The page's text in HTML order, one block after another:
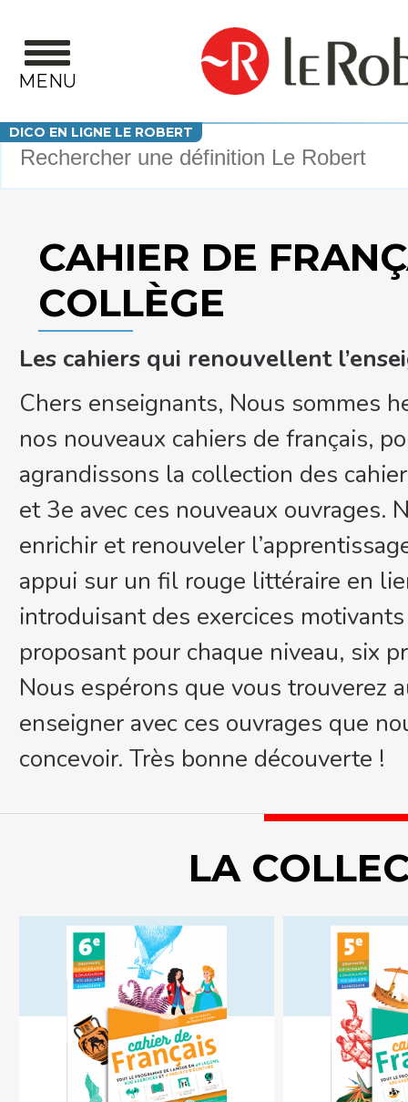
MENU
DICO EN LIGNE LE ROBERT
Votre recherche
CAHIER DE
COLLÈGE
Les cahiers qui renouvellent
Chers enseignants, Nous sommes
nos nouveaux cahiers de français,
agrandissons la collection des
et 3e avec ces nouveaux ouvrages.
enrichir et renouveler
appui sur un fil rouge littéraire en
introduisant des exercices
proposant pour chaque niveau, six
Nous espérons que vous trouverez
enseigner avec ces ouvrages que
concevoir. Très bonne découverte !
LA